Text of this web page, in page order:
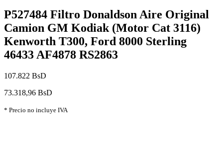
P527484 Filtro Donaldson Aire Original
Camion GM Kodiak (Motor Cat 3116)
Kenworth T300, Ford 8000 Sterling
46433 AF4878 RS2863
107.822 BsD
73.318,96 BsD
* Precio no incluye IVA